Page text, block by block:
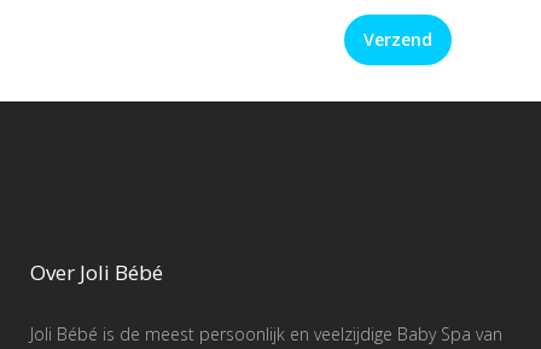
Over Joli Bébé
Joli Bébé is de meest persoonlijk en veelzijdige Baby Spa van